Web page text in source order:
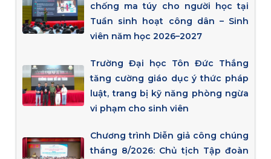
chống ma túy cho người học tại
Tuần sinh hoạt công dân – Sinh
viên năm học 2026–2027
Trường Đại học Tôn Đức Thắng
tăng cường giáo dục ý thức pháp
luật, trang bị kỹ năng phòng ngừa
vi phạm cho sinh viên
Chương trình Diễn giả công chúng
tháng 8/2026: Chủ tịch Tập đoàn